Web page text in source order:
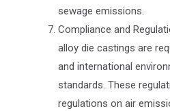
sewage emissions.
Compliance and
alloy die castings are
and international
standards. These
regulations on air